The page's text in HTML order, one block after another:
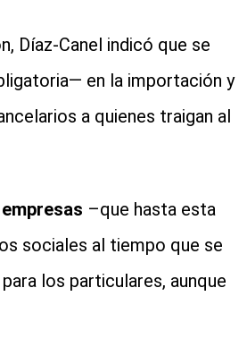
Díaz-Canel indicó que se
en la importación y
a quienes traigan al
–que hasta esta
sociales al tiempo que se
los particulares, aunque